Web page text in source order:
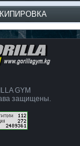
GYM
защищены.